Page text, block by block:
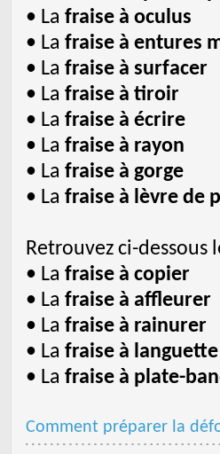
• La fraise à oculus
• La fraise à entures
• La fraise à surfacer
• La fraise à tiroir
• La fraise à écrire
• La fraise à rayon
• La fraise à gorge
• La fraise à lèvre de
Retrouvez ci-dessous
• La fraise à copier
• La fraise à affleurer
• La fraise à rainurer
• La fraise à languette
• La fraise à plate-
Comment préparer la